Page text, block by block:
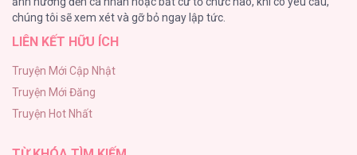
123
Làm vị cứu tinh thật dễ dàng
|END| Định Tên Mối Quan Hệ
109
chúng tôi sẽ xem xét và gỡ bỏ ngay lập tức.
LIÊN KẾT HỮU ÍCH
Truyện Mới Cập Nhật
Truyện Mới Đăng
Truyện Hot Nhất